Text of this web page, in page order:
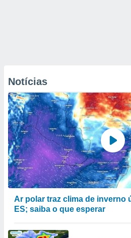
Notícias
Ar polar traz clima de inverno
ES; saiba o que esperar